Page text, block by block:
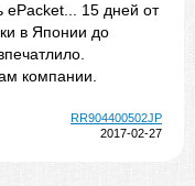
ePacket... 15 дней от
в Японии до
компании.
RR904400502JP
2017-02-27